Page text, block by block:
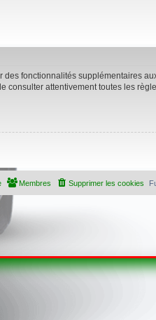
fonctionnalités supplémentaires
consulter attentivement toutes les
Supprimer les cookies
Membres